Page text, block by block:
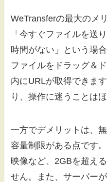
WeTransferの最大のメ
「今すぐファイルを送
時間がない」という場
ファイルをドラッグ＆
内にURLが取得できま
り、操作に迷うことは
一方でデメリットは、
容量制限がある点です
映像など、2GBを超え
せん。また、サーバー